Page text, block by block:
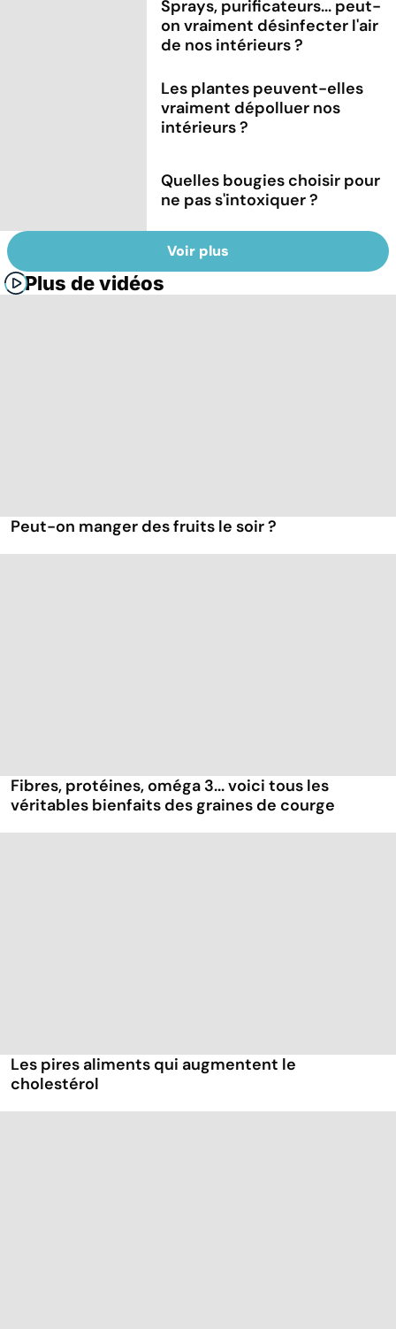
Sprays, purificateurs... peut-
on vraiment désinfecter l'air
de nos intérieurs ?
Les plantes peuvent-elles
vraiment dépolluer nos
intérieurs ?
Quelles bougies choisir pour
ne pas s'intoxiquer ?
Voir plus
Plus de vidéos
Peut-on manger des fruits le soir ?
Fibres, protéines, oméga 3... voici tous les
véritables bienfaits des graines de courge
Les pires aliments qui augmentent le
cholestérol